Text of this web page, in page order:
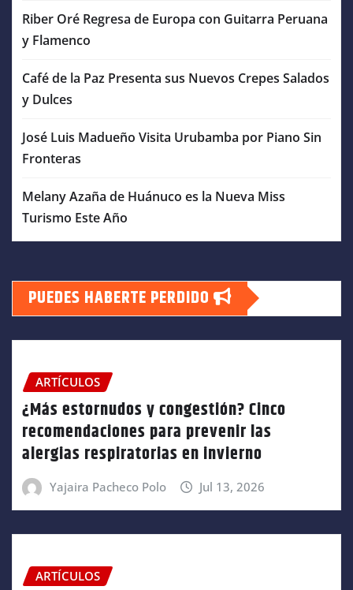
Riber Oré Regresa de Europa con Guitarra Peruana
y Flamenco
Café de la Paz Presenta sus Nuevos Crepes Salados
y Dulces
José Luis Madueño Visita Urubamba por Piano Sin
Fronteras
Melany Azaña de Huánuco es la Nueva Miss
Turismo Este Año
PUEDES HABERTE PERDIDO
ARTÍCULOS
¿Más estornudos y congestión? Cinco
recomendaciones para prevenir las
alergias respiratorias en invierno
Yajaira Pacheco Polo Jul 13, 2026
ARTÍCULOS